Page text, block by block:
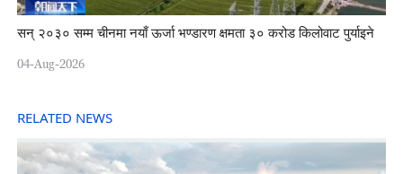
सन् २०३० सम्म चीनमा नयाँ ऊर्जा भण्डारण क्षमता ३० करोड किलोवाट पुर्याइने
04-Aug-2026
RELATED NEWS